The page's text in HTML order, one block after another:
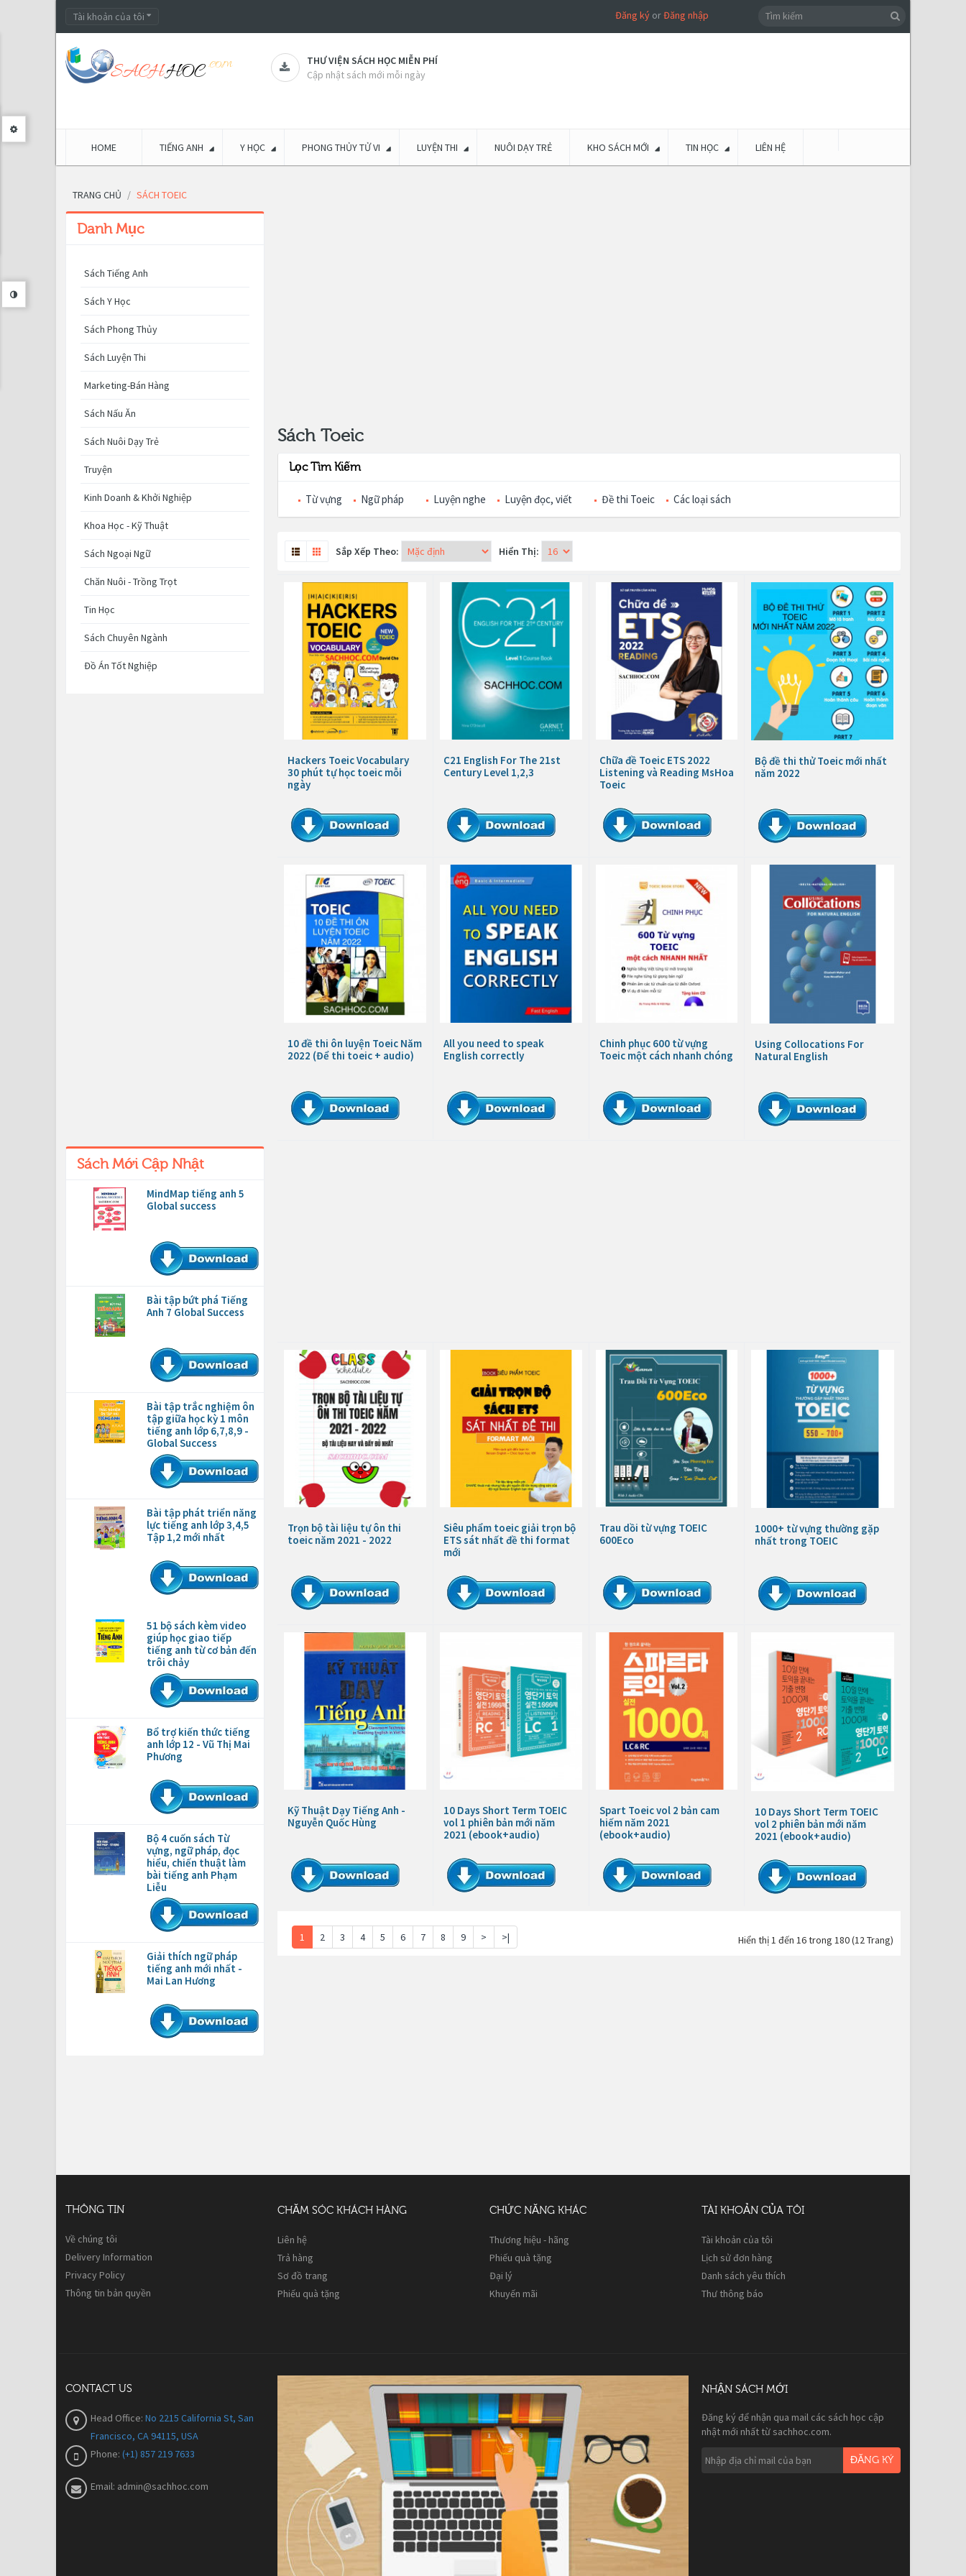
Tài khoản của tôi Đăng kýorĐăng nhập
THƯ VIỆN SÁCH HỌC MIỄN PHÍ
Cập nhật sách mới mỗi ngày
HOME TIẾNG ANH Y HỌC PHONG THỦY TỬ VI LUYỆN THI NUÔI DẠY TRẺ KHO SÁCH MỚI TIN HỌC LIÊN HỆ
TRANG CHỦ SÁCH TOEIC
Danh Mục
Sách Tiếng Anh
Sách Y Học
Sách Phong Thủy
Sách Luyện Thi
Marketing-Bán Hàng
Sách Nấu Ăn
Sách Nuôi Dạy Trẻ
Truyện
Kinh Doanh & Khởi Nghiệp
Khoa Học - Kỹ Thuật
Sách Ngoại Ngữ
Chăn Nuôi - Trồng Trọt
Tin Học
Sách Chuyên Ngành
Đồ Án Tốt Nghiệp
Sách Mới Cập Nhật
MindMap tiếng anh 5
Global success
Bài tập bứt phá Tiếng
Anh 7 Global Success
Bài tập trắc nghiệm ôn
tập giữa học kỳ 1 môn
tiếng anh lớp 6,7,8,9 -
Global Success
Bài tập phát triển năng
lực tiếng anh lớp 3,4,5
Tập 1,2 mới nhất
51 bộ sách kèm video
giúp học giao tiếp
tiếng anh từ cơ bản đến
trôi chảy
Bổ trợ kiến thức tiếng
anh lớp 12 - Vũ Thị Mai
Phương
Bộ 4 cuốn sách Từ
vựng, ngữ pháp, đọc
hiểu, chiến thuật làm
bài tiếng anh Phạm
Liễu
Giải thích ngữ pháp
tiếng anh mới nhất -
Mai Lan Hương
Sách Toeic
Lọc Tìm Kiếm
Từ vựng Ngữ pháp Luyện nghe Luyện đọc, viết Đề thi Toeic Các loại sách
Sắp Xếp Theo: Hiển Thị:
Hackers Toeic Vocabulary
30 phút tự học toeic mỗi
ngày
C21 English For The 21st
Century Level 1,2,3
Chữa đề Toeic ETS 2022
Listening và Reading MsHoa
Toeic
Bộ đề thi thử Toeic mới nhất
năm 2022
10 đề thi ôn luyện Toeic Năm
2022 (Để thi toeic + audio)
All you need to speak
English correctly
Chinh phục 600 từ vựng
Toeic một cách nhanh chóng
Using Collocations For
Natural English
Trọn bộ tài liệu tự ôn thi
toeic năm 2021 - 2022
Siêu phẩm toeic giải trọn bộ
ETS sát nhất đề thi format
mới
Trau dồi từ vựng TOEIC
600Eco
1000+ từ vựng thường gặp
nhất trong TOEIC
Kỹ Thuật Dạy Tiếng Anh -
Nguyễn Quốc Hùng
10 Days Short Term TOEIC
vol 1 phiên bản mới năm
2021 (ebook+audio)
Spart Toeic vol 2 bản cam
hiếm năm 2021
(ebook+audio)
10 Days Short Term TOEIC
vol 2 phiên bản mới năm
2021 (ebook+audio)
1 2 3 4 5 6 7 8 9 > >| Hiển thị 1 đến 16 trong 180 (12 Trang)
THÔNG TIN
Về chúng tôi
Delivery Information
Privacy Policy
Thông tin bản quyền
CHĂM SÓC KHÁCH HÀNG
Liên hệ
Trả hàng
Sơ đồ trang
Phiếu quà tặng
CHỨC NĂNG KHÁC
Thương hiệu - hãng
Phiếu quà tặng
Đại lý
Khuyến mãi
TÀI KHOẢN CỦA TÔI
Tài khoản của tôi
Lịch sử đơn hàng
Danh sách yêu thích
Thư thông báo
CONTACT US
Head Office: No 2215 California St, San
Francisco, CA 94115, USA
Phone: (+1) 857 219 7633
Email: admin@sachhoc.com
NHẬN SÁCH MỚI
Đăng ký để nhận qua mail các sách học cập
nhật mới nhất từ sachhoc.com.
ĐĂNG KÝ